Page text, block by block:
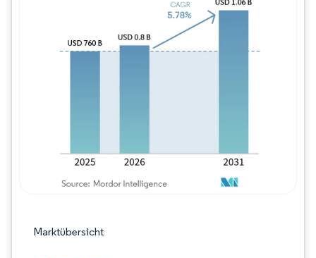
Marktübersicht